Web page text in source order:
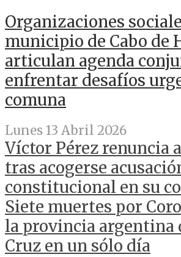
Organizaciones
municipio de Cabo de
articulan agenda
enfrentar desafíos
comuna
Lunes 13 Abril 2026
Víctor Pérez renuncia
tras acogerse
constitucional en su
Siete muertes por
la provincia argentina
Cruz en un sólo día